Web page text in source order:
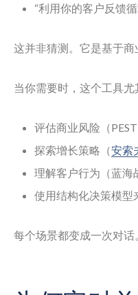
“利用你的客户反馈
这并非猜测。它是基于商
当你需要时，这个工具尤
评估商业风险（PEST
探索增长策略（安索
理解客户行为（蓝海
使用结构化决策模型
每个场景都变成一次对话